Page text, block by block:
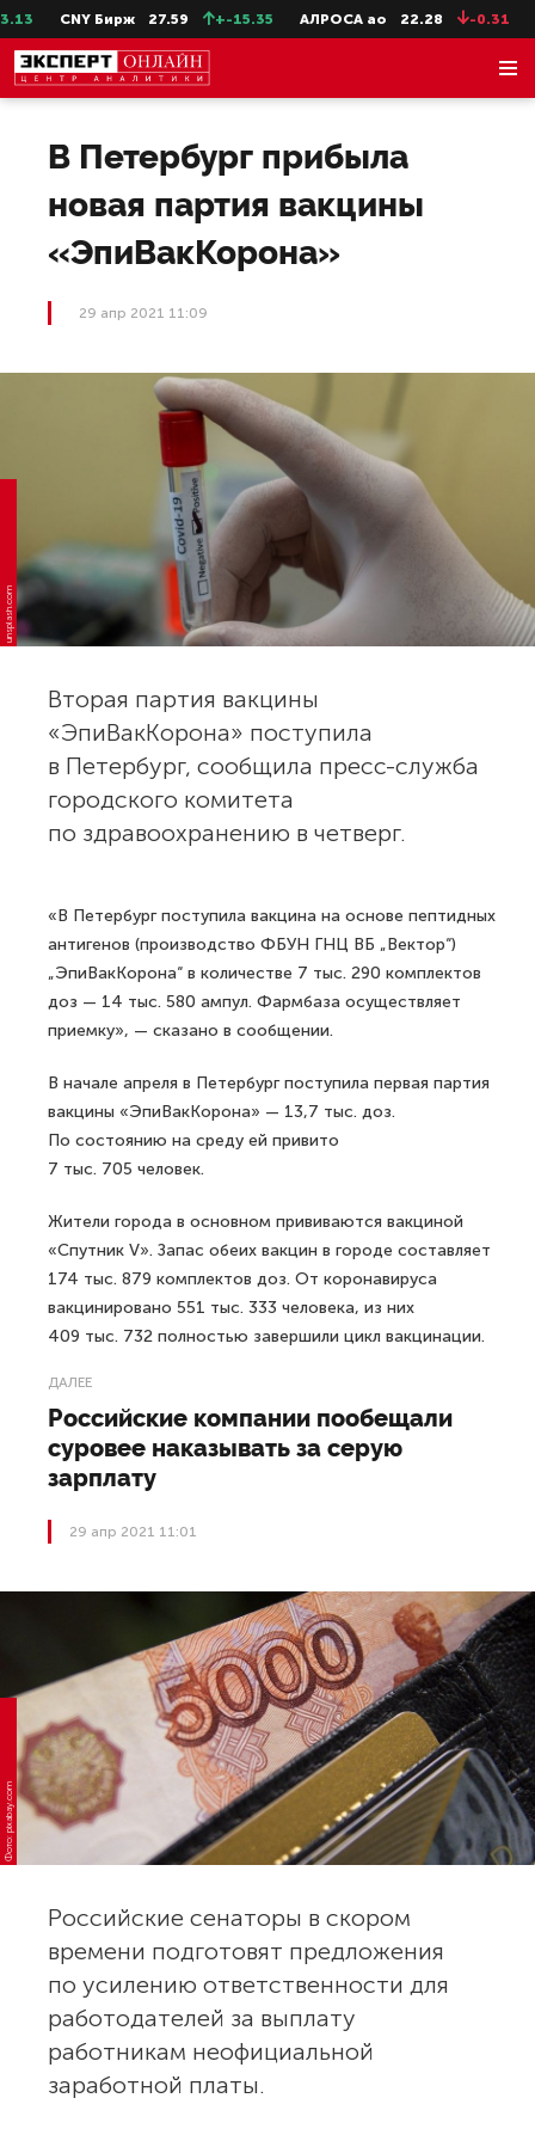
CNY Бирж 27.59 +-15.35 АЛРОСА ао 22.28 -0.31
В Петербург прибыла
новая партия вакцины
«ЭпиВакКорона»
29 апр 2021 11:09
unsplash.com
Вторая партия вакцины
«ЭпиВакКорона» поступила
в Петербург, сообщила пресс-служба
городского комитета
по здравоохранению в четверг.
«В Петербург поступила вакцина на основе пептидных
антигенов (производство ФБУН ГНЦ ВБ „Вектор“)
„ЭпиВакКорона“ в количестве 7 тыс. 290 комплектов
доз — 14 тыс. 580 ампул. Фармбаза осуществляет
приемку», — сказано в сообщении.
В начале апреля в Петербург поступила первая партия
вакцины «ЭпиВакКорона» — 13,7 тыс. доз.
По состоянию на среду ей привито
7 тыс. 705 человек.
Жители города в основном прививаются вакциной
«Спутник V». Запас обеих вакцин в городе составляет
174 тыс. 879 комплектов доз. От коронавируса
вакцинировано 551 тыс. 333 человека, из них
409 тыс. 732 полностью завершили цикл вакцинации.
ДАЛЕЕ
Российские компании пообещали
суровее наказывать за серую
зарплату
29 апр 2021 11:01
Фото: pixabay.com
Российские сенаторы в скором
времени подготовят предложения
по усилению ответственности для
работодателей за выплату
работникам неофициальной
заработной платы.